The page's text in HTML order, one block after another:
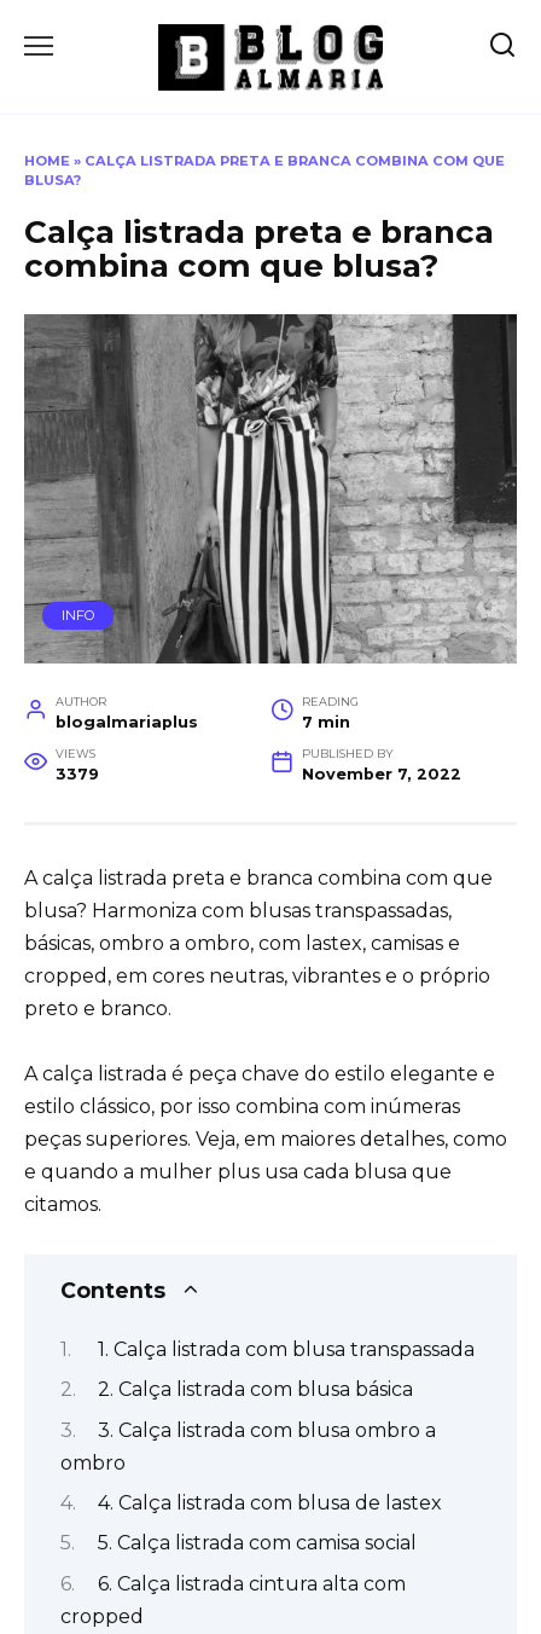
HOME » CALÇA LISTRADA PRETA E BRANCA COMBINA COM QUE
BLUSA?
Calça listrada preta e branca
combina com que blusa?
INFO
AUTHOR
blogalmariaplus
READING
7 min
VIEWS
3379
PUBLISHED BY
November 7, 2022
A calça listrada preta e branca combina com que
blusa? Harmoniza com blusas transpassadas,
básicas, ombro a ombro, com lastex, camisas e
cropped, em cores neutras, vibrantes e o próprio
preto e branco.
A calça listrada é peça chave do estilo elegante e
estilo clássico, por isso combina com inúmeras
peças superiores. Veja, em maiores detalhes, como
e quando a mulher plus usa cada blusa que
citamos.
Contents
1. Calça listrada com blusa transpassada
2. Calça listrada com blusa básica
3. Calça listrada com blusa ombro a
ombro
4. Calça listrada com blusa de lastex
5. Calça listrada com camisa social
6. Calça listrada cintura alta com
cropped